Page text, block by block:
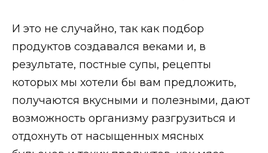
И это не случайно, так как подбор
продуктов создавался веками и, в
результате, постные супы, рецепты
которых мы хотели бы вам предложить,
получаются вкусными и полезными, дают
возможность организму разгрузиться и
отдохнуть от насыщенных мясных